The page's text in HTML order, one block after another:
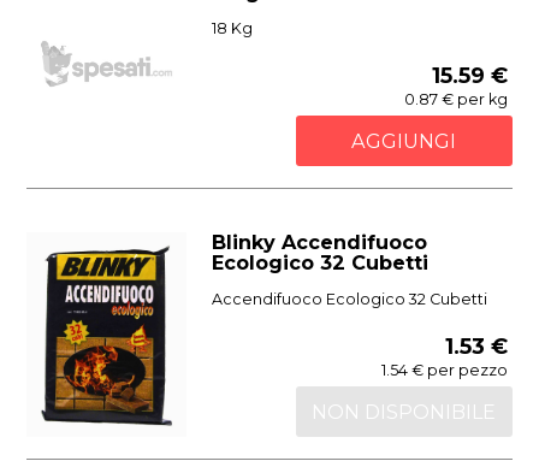
18 Kg
15.59 €
0.87 € per kg
AGGIUNGI
Blinky Accendifuoco
Ecologico 32 Cubetti
Accendifuoco Ecologico 32 Cubetti
1.53 €
1.54 € per pezzo
NON DISPONIBILE